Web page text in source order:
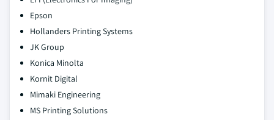
Epson
Hollanders Printing Systems
JK Group
Konica Minolta
Kornit Digital
Mimaki Engineering
MS Printing Solutions